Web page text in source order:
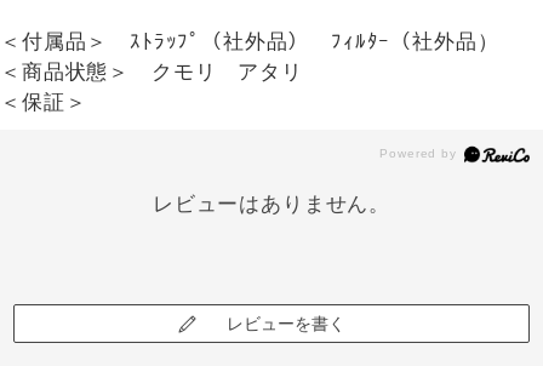
＜付属品＞ ｽﾄﾗｯﾌﾟ（社外品） ﾌｨﾙﾀｰ（社外品）
＜商品状態＞ クモリ アタリ
＜保証＞
レビューはありません。
レビューを書く